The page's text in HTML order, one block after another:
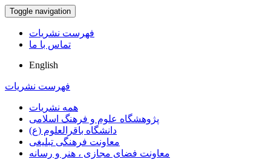
Toggle navigation
فهرست نشریات
تماس با ما
English
فهرست نشریات
همه نشریات
پژوهشگاه علوم و فرهنگ اسلامی
دانشگاه باقرالعلوم (ع)
معاونت فرهنگی تبلیغی
معاونت فضای مجازی ، هنر و رسانه